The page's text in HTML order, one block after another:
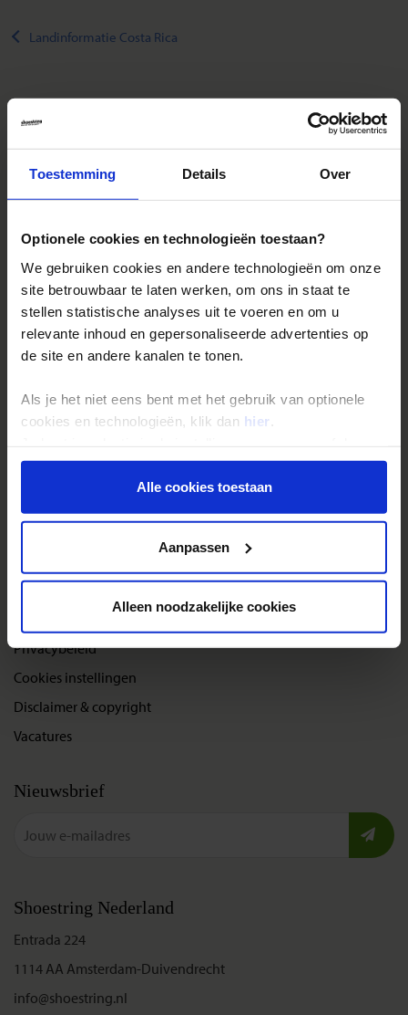
Toestemming Details Over
Optionele cookies en technologieën toestaan?
We gebruiken cookies en andere technologieën om onze
site betrouwbaar te laten werken, om ons in staat te
stellen statistische analyses uit te voeren en om u
relevante inhoud en gepersonaliseerde advertenties op
de site en andere kanalen te tonen.
Als je het niet eens bent met het gebruik van optionele
cookies en technologieën, klik dan hier
onder aan de pagina op elk gewenst moment voor de
toekomst wijzigen.Alle cookies toestaan
Aanpassen
Alleen noodzakelijke cookies
Landinformatie Costa Rica
De belangrijkste info op een rij
Bestemmingen
Duurzaam reizen
Reis- en annuleringsvoorwaarden
Veelgestelde vragen
Inloggen op mijn.Shoestring
Groepsreizen
Festivalreizen
Gegarandeerde reizen
Nieuwe reizen
Over Shoestring
Privacybeleid
Cookies instellingen
Disclaimer & copyright
Vacatures
Nieuwsbrief
Shoestring Nederland
Entrada 224
1114 AA Amsterdam-Duivendrecht
info@shoestring.nl